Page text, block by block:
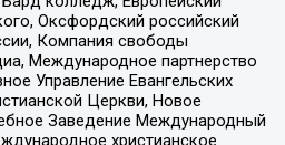
Оксфордский российский
Компания свободы
Международное партнерство
Управление Евангельских
Церкви, Новое
Заведение Международный
христианское